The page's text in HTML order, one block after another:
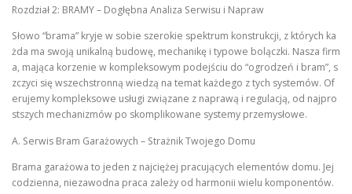
Rozdział 2: BRAMY – Dogłębna Analiza Serwisu i Napraw
Słowo “brama” kryje w sobie szerokie spektrum konstrukcji, z których ka
żda ma swoją unikalną budowę, mechanikę i typowe bolączki. Nasza firm
a, mająca korzenie w kompleksowym podejściu do “ogrodzeń i bram”, s
zczyci się wszechstronną wiedzą na temat każdego z tych systemów. Of
erujemy kompleksowe usługi związane z naprawą i regulacją, od najpro
stszych mechanizmów po skomplikowane systemy przemysłowe.
A. Serwis Bram Garażowych – Strażnik Twojego Domu
Brama garażowa to jeden z najciężej pracujących elementów domu. Jej
codzienna, niezawodna praca zależy od harmonii wielu komponentów.